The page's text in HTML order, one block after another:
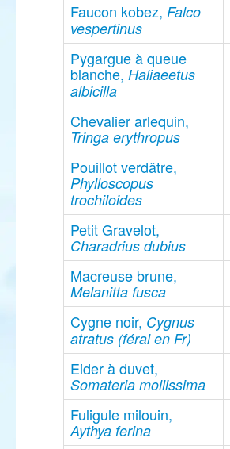
Faucon kobez, Falco
vespertinus
Pygargue à queue
blanche, Haliaeetus
albicilla
Chevalier arlequin,
Tringa erythropus
Pouillot verdâtre,
Phylloscopus
trochiloides
Petit Gravelot,
Charadrius dubius
Macreuse brune,
Melanitta fusca
Cygne noir, Cygnus
atratus (féral en Fr)
Eider à duvet,
Somateria mollissima
Fuligule milouin,
Aythya ferina